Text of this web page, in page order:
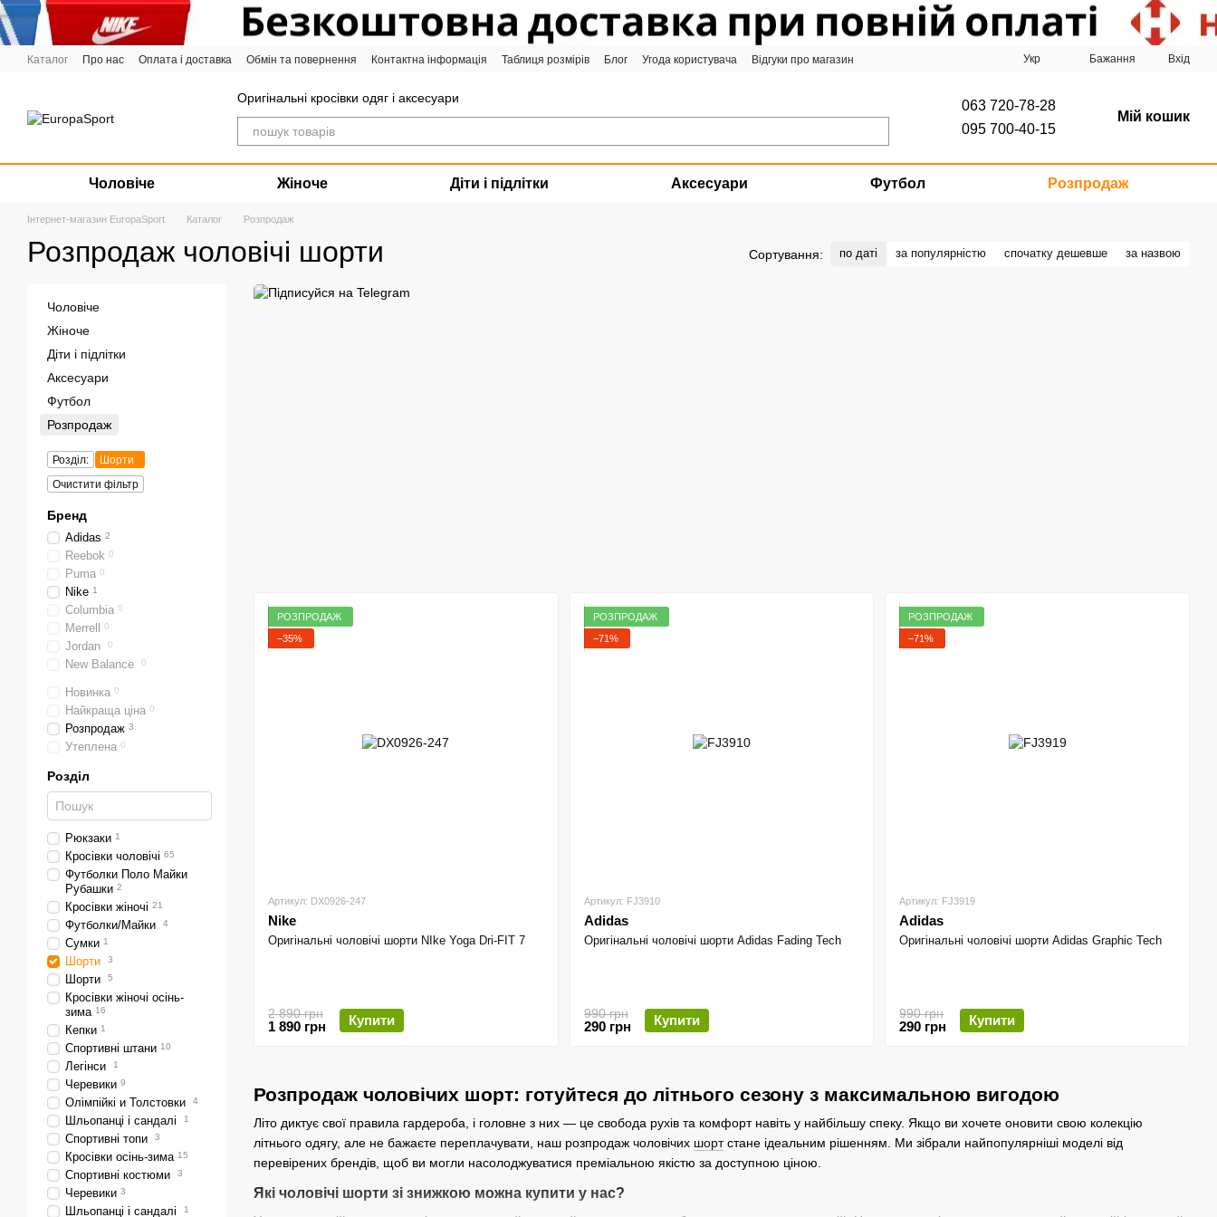
Перейти до основного контенту
Каталог Про нас Оплата і доставка Обмін та повернення Контактна інформація Таблиця розмірів Блог Угода користувача
Відгуки про магазин
Укр Бажання Вхід
Оригінальні кросівки одяг і аксесуари
063 720-78-28
095 700-40-15
Мій кошик
Чоловіче Жіноче Діти і підлітки Аксесуари Футбол Розпродаж
Інтернет-магазин EuropaSport Каталог Розпродаж
Розпродаж чоловічі шорти Сортування: по даті за популярністю спочатку дешевше за назвою
Розпродаж чоловічих шорт: готуйтеся до літнього сезону з максимальною вигодою
Літо диктує свої правила гардероба, і головне з них — це свобода рухів та комфорт навіть у найбільшу спеку. Якщо ви хочете оновити свою колекцію
літнього одягу, але не бажаєте переплачувати, наш розпродаж чоловічих шортстане ідеальним рішенням. Ми зібрали найпопулярніші моделі від
перевірених брендів, щоб ви могли насолоджуватися преміальною якістю за доступною ціною.
Які чоловічі шорти зі знижкою можна купити у нас?
РОЗПРОДАЖ
−35%
Артикул: DX0926-247
Nike
Оригінальні чоловічі шорти NIke Yoga Dri-FIT 7
2 890 грн
1 890 грн Купити
РОЗПРОДАЖ
−71%
Артикул: FJ3910
Adidas
Оригінальні чоловічі шорти Adidas Fading Tech
990 грн
290 грн Купити
РОЗПРОДАЖ
−71%
Артикул: FJ3919
Adidas
Оригінальні чоловічі шорти Adidas Graphic Tech
990 грн
290 грн Купити
Чоловіче
Жіноче
Діти і підлітки
Аксесуари
Футбол
Розпродаж
Розділ:
Шорти
Очистити фільтр
Бренд
Adidas 2
Reebok 0
Puma 0
Nike 1
Columbia 0
Merrell 0
Jordan 0
New Balance 0
Новинка 0
Найкраща ціна 0
Розпродаж 3
Утеплена 0
Розділ
Рюкзаки 1
Кросівки чоловічі 65
Футболки Поло Майки
Рубашки 2
Кросівки жіночі 21
Футболки/Майки 4
Сумки 1
Шорти 3
Шорти 5
Кросівки жіночі осінь-
зима 16
Кепки 1
Спортивні штани 10
Легінси 1
Черевики 9
Олімпійкі и Толстовки 4
Шльопанці і сандалі 1
Спортивні топи 3
Кросівки осінь-зима 15
Спортивні костюми 3
Черевики 3
Шльопанці і сандалі 1